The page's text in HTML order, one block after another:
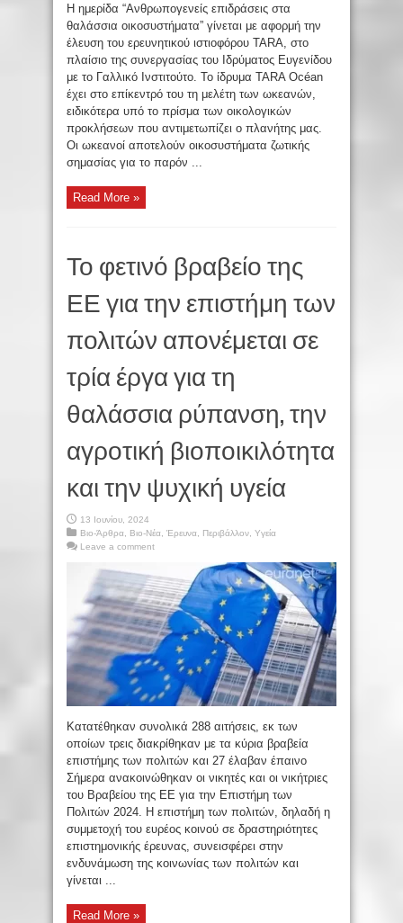
Η ημερίδα “Ανθρωπογενείς επιδράσεις στα
θαλάσσια οικοσυστήματα” γίνεται με αφορμή την
έλευση του ερευνητικού ιστιοφόρου TARA, στο
πλαίσιο της συνεργασίας του Ιδρύματος Ευγενίδου
με το Γαλλικό Ινστιτούτο. Το ίδρυμα TARA Océan
έχει στο επίκεντρό του τη μελέτη των ωκεανών,
ειδικότερα υπό το πρίσμα των οικολογικών
προκλήσεων που αντιμετωπίζει ο πλανήτης μας.
Οι ωκεανοί αποτελούν οικοσυστήματα ζωτικής
σημασίας για το παρόν ...
Read More »
Το φετινό βραβείο της
ΕΕ για την επιστήμη των
πολιτών απονέμεται σε
τρία έργα για τη
θαλάσσια ρύπανση, την
αγροτική βιοποικιλότητα
και την ψυχική υγεία
13 Ιουνίου, 2024
Βιο-Άρθρα
Βιο-Νέα Έρευνα Περιβάλλον Υγεία
Leave a comment
Κατατέθηκαν συνολικά 288 αιτήσεις, εκ των
οποίων τρεις διακρίθηκαν με τα κύρια βραβεία
επιστήμης των πολιτών και 27 έλαβαν έπαινο
Σήμερα ανακοινώθηκαν οι νικητές και οι νικήτριες
του Βραβείου της ΕΕ για την Επιστήμη των
Πολιτών 2024. Η επιστήμη των πολιτών, δηλαδή η
συμμετοχή του ευρέος κοινού σε δραστηριότητες
επιστημονικής έρευνας, συνεισφέρει στην
ενδυνάμωση της κοινωνίας των πολιτών και
γίνεται ...
Read More »